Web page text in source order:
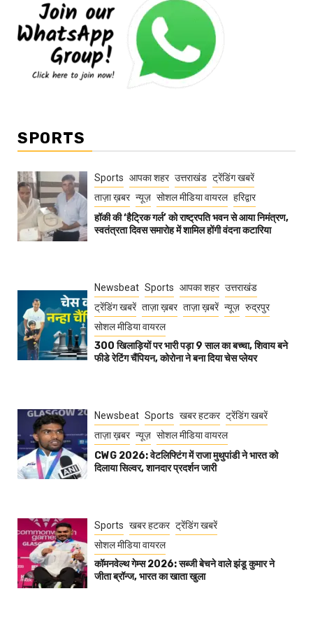
SPORTS
Sports आपका शहर उत्तराखंड ट्रेंडिंग खबरें
ताज़ा ख़बर न्यूज़ सोशल मीडिया वायरल हरिद्वार
हॉकी की ‘हैट्रिक गर्ल’ को राष्ट्रपति भवन से आया निमंत्रण,
स्वतंत्रता दिवस समारोह में शामिल होंगी वंदना कटारिया
Newsbeat Sports आपका शहर उत्तराखंड
ट्रेंडिंग खबरें ताज़ा ख़बर ताज़ा ख़बरें न्यूज़ रुद्रपुर
सोशल मीडिया वायरल
300 खिलाड़ियों पर भारी पड़ा 9 साल का बच्चा, शिवाय बने
फीडे रेटिंग चैंपियन, कोरोना ने बना दिया चेस प्लेयर
Newsbeat Sports खबर हटकर ट्रेंडिंग खबरें
ताज़ा ख़बर न्यूज़ सोशल मीडिया वायरल
CWG 2026: वेटलिफ्टिंग में राजा मुथुपांडी ने भारत को
दिलाया सिल्वर, शानदार प्रदर्शन जारी
Sports खबर हटकर ट्रेंडिंग खबरें
सोशल मीडिया वायरल
कॉमनवेल्थ गेम्स 2026: सब्जी बेचने वाले झंडू कुमार ने
जीता ब्रॉन्ज, भारत का खाता खुला